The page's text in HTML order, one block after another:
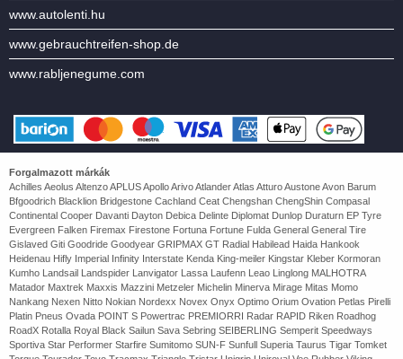
www.autolenti.hu
www.gebrauchtreifen-shop.de
www.rabljenegume.com
Forgalmazott márkák
Achilles Aeolus Altenzo APLUS Apollo Arivo Atlander Atlas Atturo Austone Avon Barum
Bfgoodrich Blacklion Bridgestone Cachland Ceat Chengshan ChengShin Compasal
Continental Cooper Davanti Dayton Debica Delinte Diplomat Dunlop Duraturn EP Tyre
Evergreen Falken Firemax Firestone Fortuna Fortune Fulda General General Tire
Gislaved Giti Goodride Goodyear GRIPMAX GT Radial Habilead Haida Hankook
Heidenau Hifly Imperial Infinity Interstate Kenda King-meiler Kingstar Kleber Kormoran
Kumho Landsail Landspider Lanvigator Lassa Laufenn Leao Linglong MALHOTRA
Matador Maxtrek Maxxis Mazzini Metzeler Michelin Minerva Mirage Mitas Momo
Nankang Nexen Nitto Nokian Nordexx Novex Onyx Optimo Orium Ovation Petlas Pirelli
Platin Pneus Ovada POINT S Powertrac PREMIORRI Radar RAPID Riken Roadhog
RoadX Rotalla Royal Black Sailun Sava Sebring SEIBERLING Semperit Speedways
Sportiva Star Performer Starfire Sumitomo SUN-F Sunfull Superia Taurus Tigar Tomket